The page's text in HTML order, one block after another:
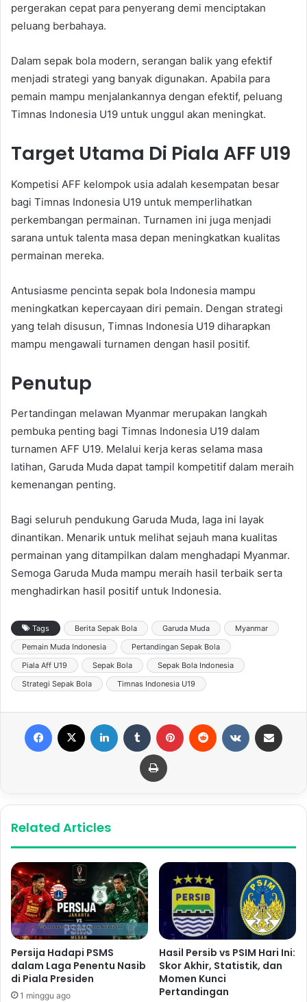
pergerakan cepat para penyerang demi menciptakan
peluang berbahaya.
Dalam sepak bola modern, serangan balik yang efektif
menjadi strategi yang banyak digunakan. Apabila para
pemain mampu menjalankannya dengan efektif, peluang
Timnas Indonesia U19 untuk unggul akan meningkat.
Target Utama Di Piala AFF U19
Kompetisi AFF kelompok usia adalah kesempatan besar
bagi Timnas Indonesia U19 untuk memperlihatkan
perkembangan permainan. Turnamen ini juga menjadi
sarana untuk talenta masa depan meningkatkan kualitas
permainan mereka.
Antusiasme pencinta sepak bola Indonesia mampu
meningkatkan kepercayaan diri pemain. Dengan strategi
yang telah disusun, Timnas Indonesia U19 diharapkan
mampu mengawali turnamen dengan hasil positif.
Penutup
Pertandingan melawan Myanmar merupakan langkah
pembuka penting bagi Timnas Indonesia U19 dalam
turnamen AFF U19. Melalui kerja keras selama masa
latihan, Garuda Muda dapat tampil kompetitif dalam meraih
kemenangan penting.
Bagi seluruh pendukung Garuda Muda, laga ini layak
dinantikan. Menarik untuk melihat sejauh mana kualitas
permainan yang ditampilkan dalam menghadapi Myanmar.
Semoga Garuda Muda mampu meraih hasil terbaik serta
menghadirkan hasil positif untuk Indonesia.
Tags Berita Sepak Bola Garuda Muda
Myanmar
Pemain Muda Indonesia
Pertandingan Sepak Bola
Piala Aff U19
Sepak Bola
Sepak Bola Indonesia
Strategi Sepak Bola
Timnas Indonesia U19
Print
Related Articles
Persija Hadapi PSMS
dalam Laga Penentu Nasib
di Piala Presiden
1 minggu ago
Hasil Persib vs PSIM Hari Ini:
Skor Akhir, Statistik, dan
Momen Kunci
Pertandingan